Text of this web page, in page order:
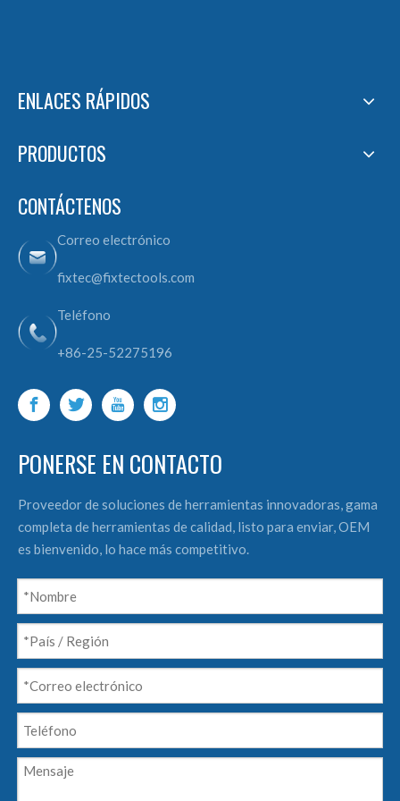
ENLACES RÁPIDOS
PRODUCTOS
CONTÁCTENOS
Correo electrónico
fixtec@fixtectools.com
Teléfono
+86-25-52275196
PONERSE EN CONTACTO
Proveedor de soluciones de herramientas innovadoras, gama
completa de herramientas de calidad, listo para enviar, OEM
es bienvenido, lo hace más competitivo.